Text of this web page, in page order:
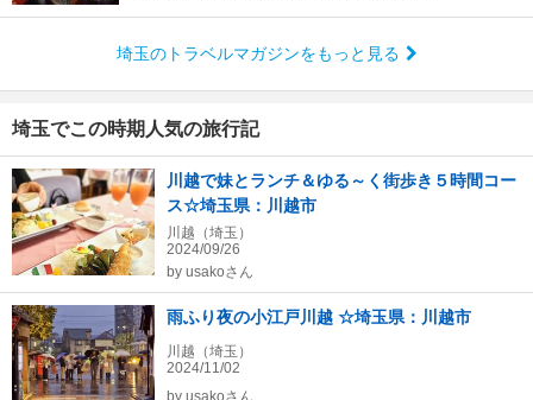
埼玉のトラベルマガジンをもっと見る
埼玉でこの時期人気の旅行記
川越で妹とランチ＆ゆる～く街歩き５時間コー
ス☆埼玉県：川越市
川越（埼玉）
2024/09/26
by usakoさん
雨ふり夜の小江戸川越 ☆埼玉県：川越市
川越（埼玉）
2024/11/02